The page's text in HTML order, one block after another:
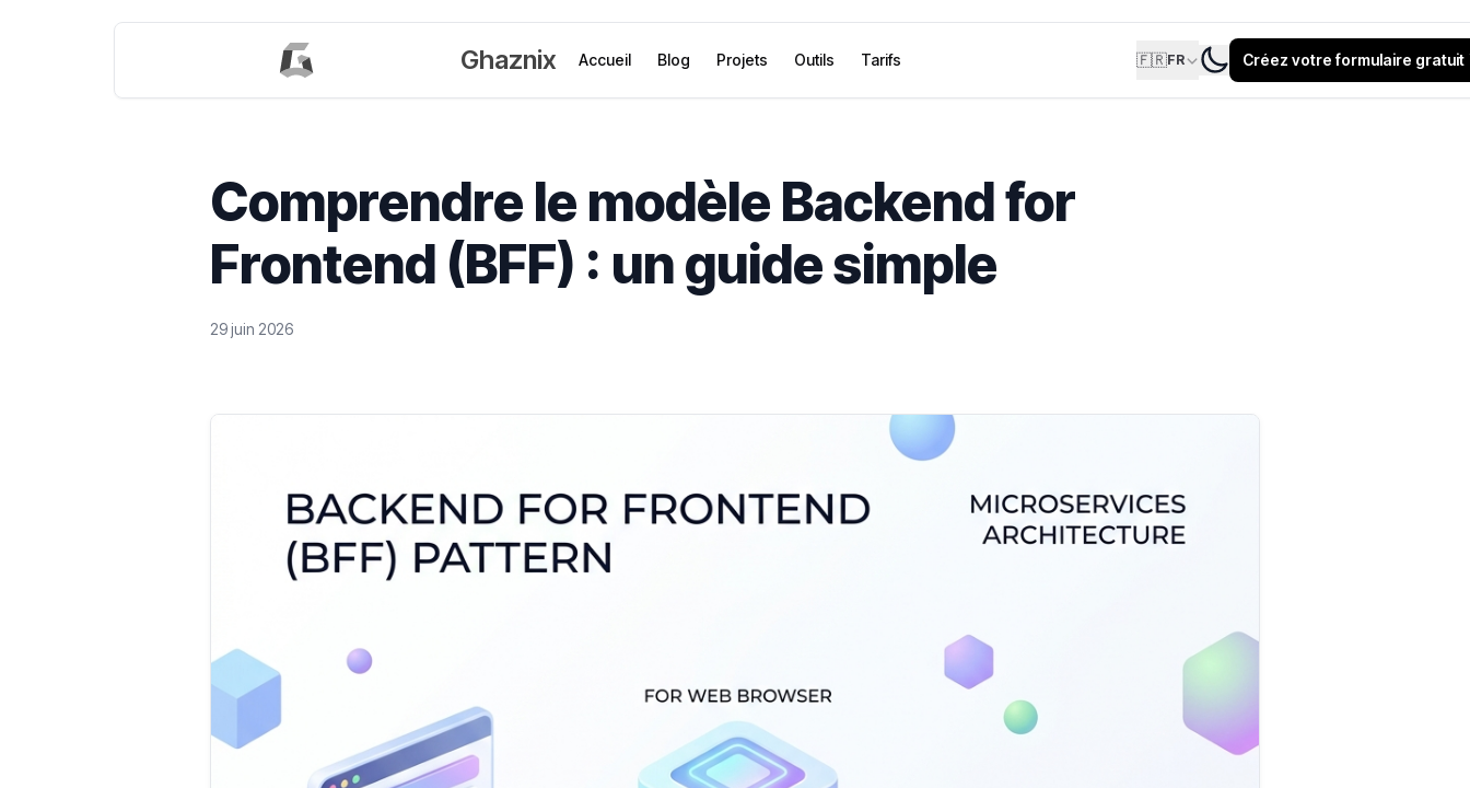
Ghaznix Accueil Blog Projets Outils Tarifs 🇫🇷FR Créez votre formulaire gratuit
Comprendre le modèle Backend for
Frontend (BFF) : un guide simple
29 juin 2026